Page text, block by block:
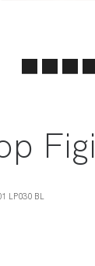
Figi
LP030 BL